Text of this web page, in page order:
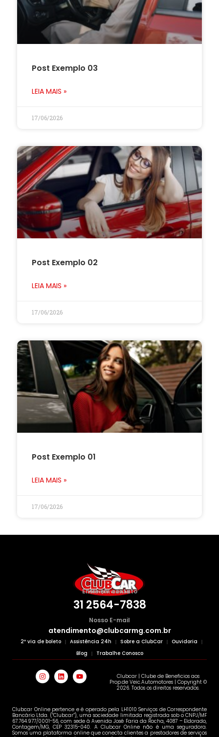
Post Exemplo 03
LEIA MAIS »
17/06/2026
Post Exemplo 02
LEIA MAIS »
17/06/2026
Post Exemplo 01
LEIA MAIS »
17/06/2026
Entre em contato
31 2564-7838
Nosso E-mail
atendimento@clubcarmg.com.br
2º via de boleto Assistência 24h Sobre a ClubCar
Ouvidoria
Blog
Trabalhe Conosco
Clubcar | Clube de Beneficios aos
Prop.de Veic.Automotores | Copyright ©
2026. Todos os direitos reservados.
Clubcar Online pertence e é operado pela LH1010 Serviços de Correspondente
Bancário Ltda. (“Clubcar”), uma sociedade limitada registrada sob o CNPJ/MF
67.764.977/0001-56, com sede à Avenida José Faria da Rocha, 4087 – Eldorado,
Contagem/MG, CEP 32315-040. A Clubcar Online não é uma seguradora.
Somos uma plataforma online que conecta clientes a prestadores de serviços